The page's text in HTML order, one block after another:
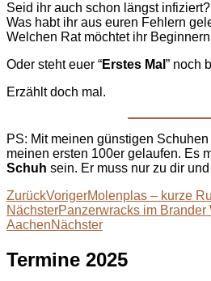
Seid ihr auch schon längst infiziert?
Was habt ihr aus euren Fehlern
Welchen Rat möchtet ihr
Oder steht euer “Erstes Mal ” noch
Erzählt doch mal.
PS: Mit meinen günstigen
meinen ersten 100er gelaufen. Es
Schuh sein. Er muss nur zu dir
ZurückVorigerMolenplas – kurze
NächsterPanzerwracks im Brander
AachenNächster
Termine 2025